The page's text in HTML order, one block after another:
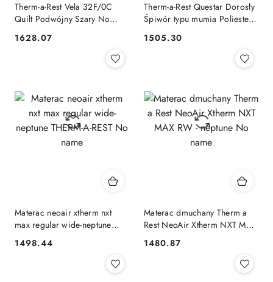
Therm-a-Rest Vela 32F/0C
Quilt Podwójny Szary No
Cena:
1628.07
Therm-a-Rest Questar Dorosły
Śpiwór typu mumia Poliester
Cena:
1505.30
Materac neoair xtherm nxt
max regular wide-neptune
Cena:
1498.44
Materac dmuchany Therm a
Rest NeoAir Xtherm NXT MAX
Cena:
1480.87